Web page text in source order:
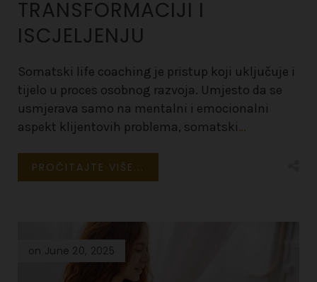
TRANSFORMACIJI I
ISCJELJENJU
Somatski life coaching je pristup koji uključuje i
tijelo u proces osobnog razvoja. Umjesto da se
usmjerava samo na mentalni i emocionalni
aspekt klijentovih problema, somatski…
PROČITAJTE VIŠE...
on June 20, 2025